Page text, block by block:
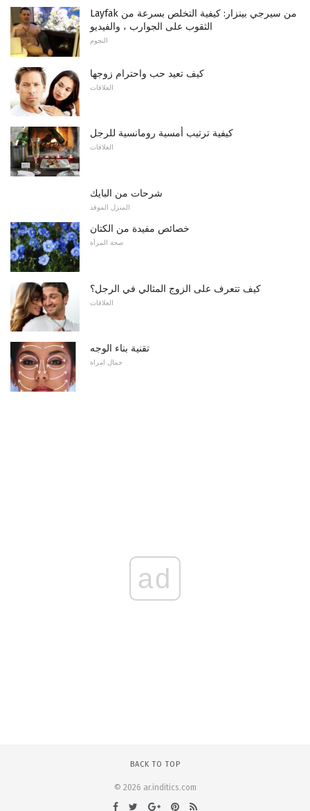
Layfak من سيرجي بينزار: كيفية التخلص بسرعة من
الثقوب على الجوارب ، والفيديو
النجوم
كيف تعيد حب واحترام زوجها
العلاقات
كيفية ترتيب أمسية رومانسية للرجل
العلاقات
شرحات من البايك
المنزل الموقد
خصائص مفيدة من الكتان
صحة المرأة
كيف تتعرف على الزوج المثالي في الرجل؟
العلاقات
تقنية بناء الوجه
جمال امراة
ad
BACK TO TOP
© 2026 ar.inditics.com